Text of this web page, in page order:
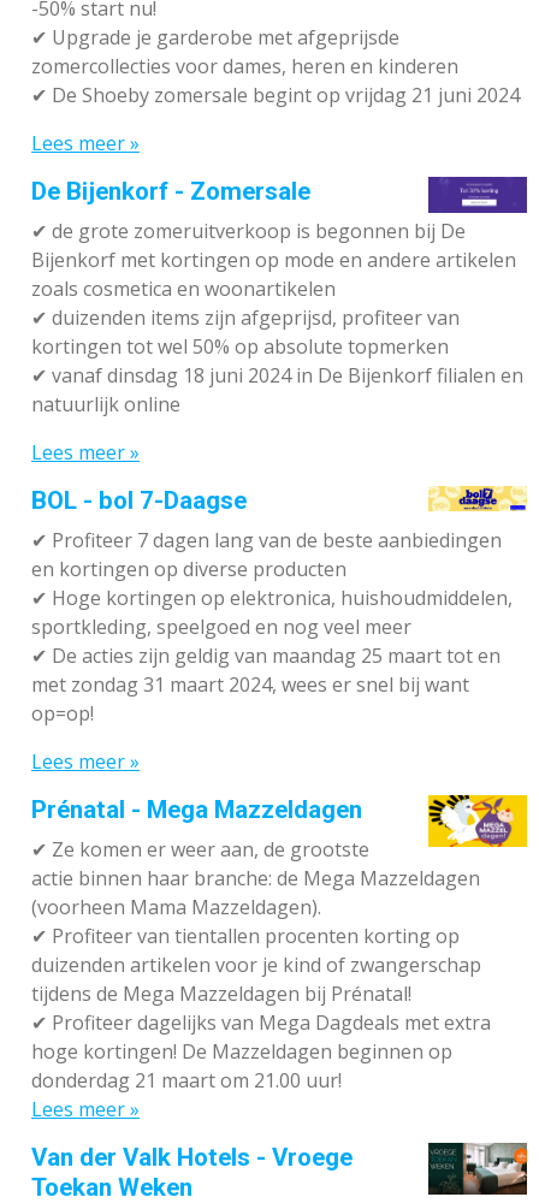
-50% start nu!
✔ Upgrade je garderobe met afgeprijsde
zomercollecties voor dames, heren en kinderen
✔ De Shoeby zomersale begint op vrijdag 21 juni 2024
Lees meer »
De Bijenkorf - Zomersale
✔ de grote zomeruitverkoop is begonnen bij De
Bijenkorf met kortingen op mode en andere artikelen
zoals cosmetica en woonartikelen
✔ duizenden items zijn afgeprijsd, profiteer van
kortingen tot wel 50% op absolute topmerken
✔ vanaf dinsdag 18 juni 2024 in De Bijenkorf filialen en
natuurlijk online
Lees meer »
BOL - bol 7-Daagse
✔ Profiteer 7 dagen lang van de beste aanbiedingen
en kortingen op diverse producten
✔ Hoge kortingen op elektronica, huishoudmiddelen,
sportkleding, speelgoed en nog veel meer
✔ De acties zijn geldig van maandag 25 maart tot en
met zondag 31 maart 2024, wees er snel bij want
op=op!
Lees meer »
Prénatal - Mega Mazzeldagen
✔ Ze komen er weer aan, de grootste
actie binnen haar branche: de Mega Mazzeldagen
(voorheen Mama Mazzeldagen).
✔ Profiteer van tientallen procenten korting op
duizenden artikelen voor je kind of zwangerschap
tijdens de Mega Mazzeldagen bij Prénatal!
✔ Profiteer dagelijks van Mega Dagdeals met extra
hoge kortingen! De Mazzeldagen beginnen op
donderdag 21 maart om 21.00 uur!
Lees meer »
Van der Valk Hotels - Vroege
Toekan Weken